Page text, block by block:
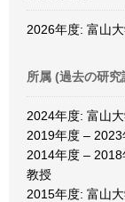
2026年度: 富山
所属 (過去の研
2024年度: 富山
2019年度 –
2014年度 – 2018
教授
2015年度: 富山